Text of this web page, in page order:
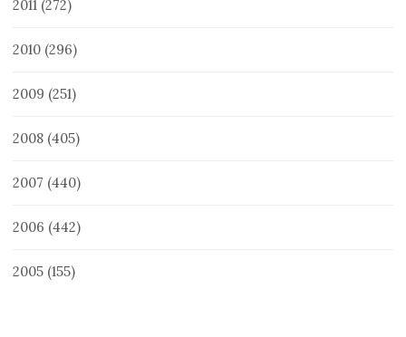
2011 (272)
2010 (296)
2009 (251)
2008 (405)
2007 (440)
2006 (442)
2005 (155)